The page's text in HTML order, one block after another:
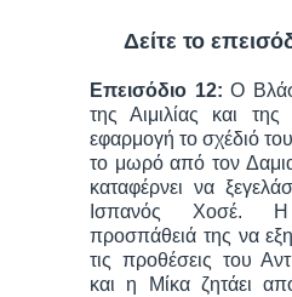
Δείτε το
Επεισόδιο 12: Ο
της Αιμιλίας και
εφαρμογή το σχέδιό
το μωρό από τον
καταφέρνει να
Ισπανός Χοσέ. Η
προσπάθειά της να
τις προθέσεις του
και η Μίκα ζητάει